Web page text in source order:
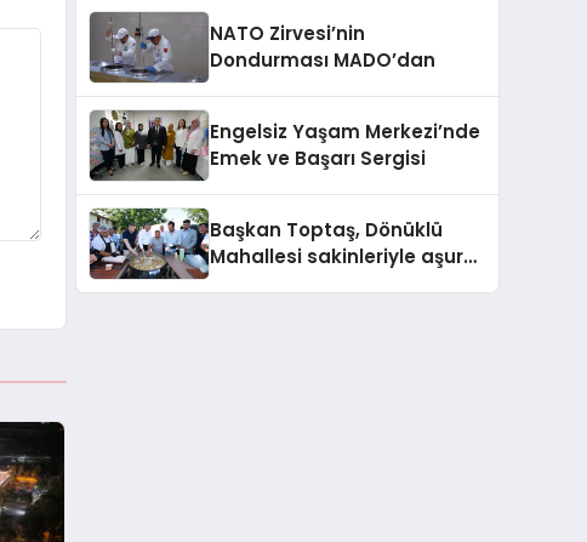
NATO Zirvesi’nin
Dondurması MADO’dan
Engelsiz Yaşam Merkezi’nde
Emek ve Başarı Sergisi
Başkan Toptaş, Dönüklü
Mahallesi sakinleriyle aşure